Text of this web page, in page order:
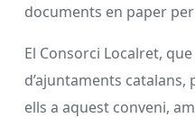
documents en paper
El Consorci Localret,
d’ajuntaments catalans,
ells a aquest conveni,